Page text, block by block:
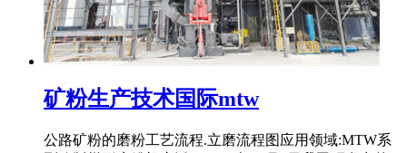
矿粉生产技术国际mtw
公路矿粉的磨粉工艺流程.立磨流程图应用领域:MTW系